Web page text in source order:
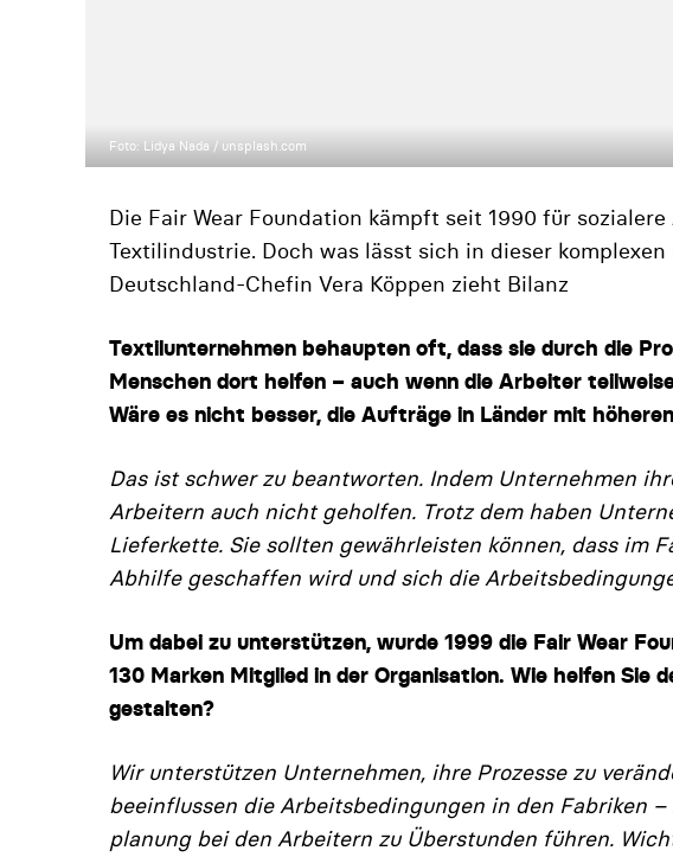
Foto: Lidya Nada / unsplash.com
Die Fair Wear Foundation kämpft seit 1990 für
Textilindustrie. Doch was lässt sich in dieser
Deutschland-Chefin Vera Köppen zieht Bilanz
Textilunternehmen behaupten oft, dass sie durch die
Menschen dort helfen – auch wenn die Arbeiter
Wäre es nicht besser, die Aufträge in Länder mit
Das ist schwer zu beantworten. Indem Unternehmen
Arbeitern auch nicht geholfen. Trotz­ dem haben
Lieferkette. Sie sollten gewährleisten können, dass im
Abhilfe geschaf­fen wird und sich die
Um dabei zu unterstützen, wurde 1999 die Fair Wear
130 Marken Mitglied in der Organisation. Wie helfen Sie
gestalten?
Wir unterstützen Unternehmen, ihre Prozesse zu
beeinflussen die Arbeitsbedin­gungen in den Fabriken
planung bei den Arbeitern zu Überstunden führen.